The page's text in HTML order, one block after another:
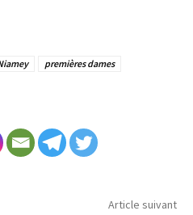
premières dames
Article suivant